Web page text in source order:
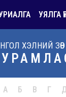
УЯЛГА
ХЭЛНИЙ
А Б В Г